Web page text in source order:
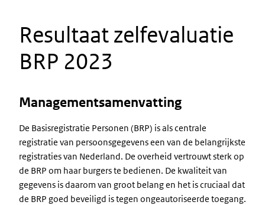
Resultaat zelfevaluatie
BRP 2023
Managementsamenvatting
De Basisregistratie Personen (BRP) is als centrale
registratie van persoonsgegevens een van de belangrijkste
registraties van Nederland. De overheid vertrouwt sterk op
de BRP om haar burgers te bedienen. De kwaliteit van
gegevens is daarom van groot belang en het is cruciaal dat
de BRP goed beveiligd is tegen ongeautoriseerde toegang.